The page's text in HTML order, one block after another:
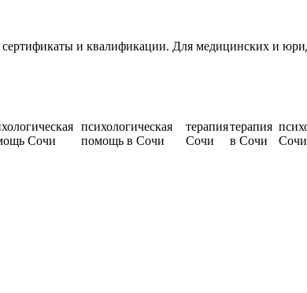
и квалификации. Для медицинских и
Сочи
психологическая
помощь в Сочи
терапия
Сочи
терапия
в Сочи